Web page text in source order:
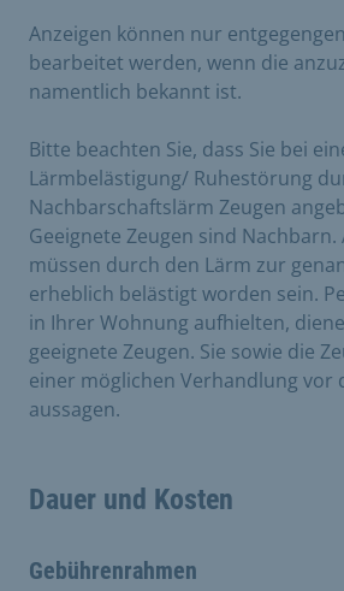
Anzeigen können nur
bearbeitet werden, wenn die
namentlich bekannt ist.
Bitte beachten Sie, dass Sie bei
Lärmbelästigung/ Ruhestörung
Nachbarschaftslärm Zeugen
Geeignete Zeugen sind Nachbarn.
müssen durch den Lärm zur
erheblich belästigt worden sein.
in Ihrer Wohnung aufhielten,
geeignete Zeugen. Sie sowie die
einer möglichen Verhandlung vor
aussagen.
Dauer und Kosten
Gebührenrahmen